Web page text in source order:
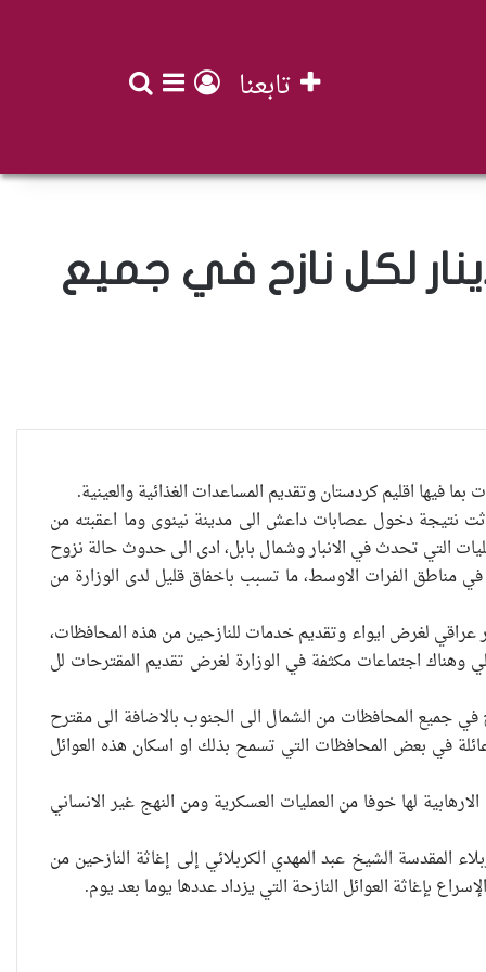
تابعنا تسجيل الدخول
إضافة عمود
لكل نازح في جميع
اقليم كردستان وتقديم المساعدات الغذائية والعينية.
نتيجة دخول عصابات داعش الى مدينة نينوى وما اعقبته من
التي تحدث في الانبار وشمال بابل، ادى الى حدوث حالة نزوح
مناطق الفرات الاوسط، ما تسبب باخفاق قليل لدى الوزارة من
مجلس الوزراء في الاسبوع الماضي بتخصيص {500} مليار دينار عراقي لغرض ايواء وتقديم خدمات للنازحين من هذه المحافظات،
وهناك اجتماعات مكثفة في الوزارة لغرض تقديم المقترحات لل
وهي منحة {1000000} مليون دينار لكل نازح في جميع المحافظات من الشمال الى الجنوب بالاضافة الى مقترح
في بعض المحافظات التي تسمح بذلك او اسكان هذه العوائل
لها خوفا من العمليات العسكرية ومن النهج غير الانساني
لسان ممثلها في كربلاء المقدسة الشيخ عبد المهدي الكربلائي إلى إغاثة النازحين من
بإغاثة العوائل النازحة التي يزداد عددها يوما بعد يوم.
العراقية تكسر القيد نحو فضاء
“كون آي” لماذا تركت وظيفتها